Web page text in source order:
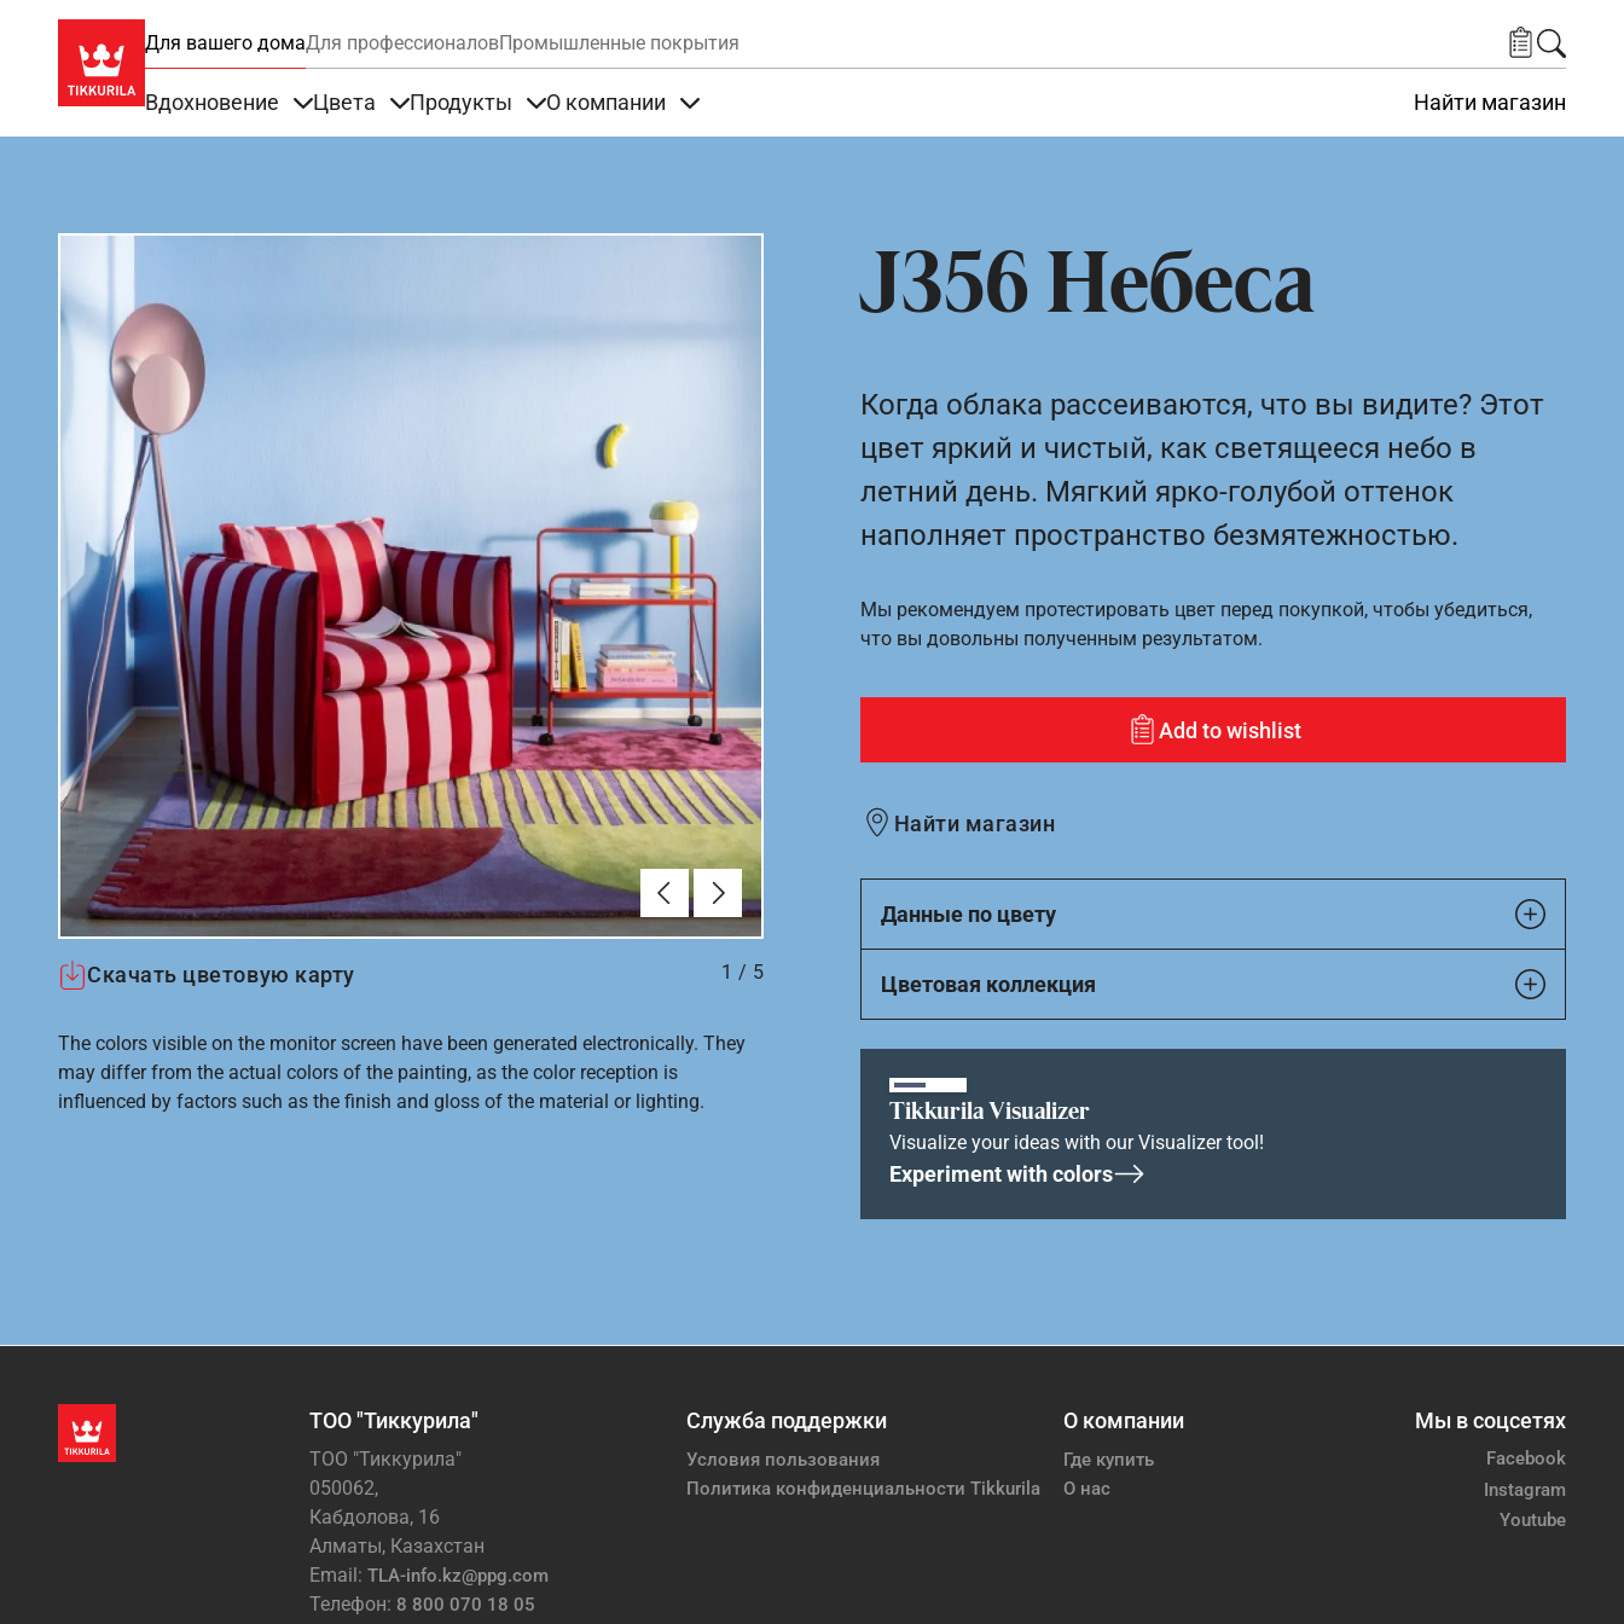
Для вашего домаДля профессионаловПромышленные покрытия
Вдохновение Цвета Продукты О компании Найти магазин
J356 Небеса
АлдыңғыВперёд
Скачать цветовую карту 1 / 5
The colors visible on the monitor screen have been generated electronically. They
may differ from the actual colors of the painting, as the color reception is
influenced by factors such as the finish and gloss of the material or lighting.
Когда облака рассеиваются, что вы видите? Этот
цвет яркий и чистый, как светящееся небо в
летний день. Мягкий ярко-голубой оттенок
наполняет пространство безмятежностью.
Мы рекомендуем протестировать цвет перед покупкой, чтобы убедиться,
что вы довольны полученным результатом.
Add to wishlist
Найти магазин
Данные по цвету
Цветовая коллекция
Tikkurila Visualizer
Visualize your ideas with our Visualizer tool!
Experiment with colors
ТОО "Тиккурила"
ТОО "Тиккурила"
050062,
Кабдолова, 16
Алматы, Казахстан
Email: TLA-info.kz@ppg.com
Телефон: 8 800 070 18 05
Служба поддержки
Условия пользования
Политика конфиденциальности Tikkurila
О компании
Где купить
О нас
Мы в соцсетях
Facebook
Instagram
Youtube